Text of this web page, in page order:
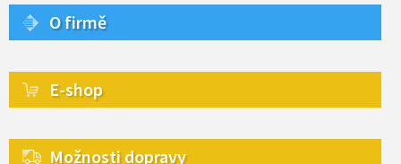
O firmě
E-shop
Možnosti dopravy